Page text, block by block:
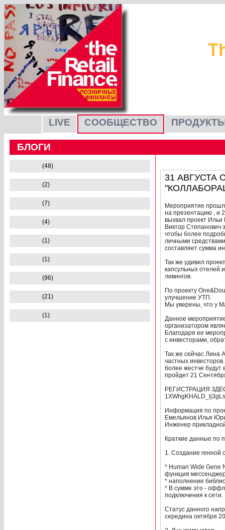
LIVE СООБЩЕСТВО
БЛОГИ
31 АВГУСТА
Мероприятие
на презентацию , и
вызвал проект
Виктор Степанович
чтобы более
личными
составляет сумма
Так же удивил
капсульных отелей
ливингов.
По проекту
улучшение УТП.
Мы уверены, что у
Данное
организатором
Благодаря ее
с инвесторами,
Так же сейчас Лина
частных
более жестче
пройдет 21
РЕГИСТРАЦИЯ
Информация по
Емельянов Илья
Инженер
Краткие данные по
1. Создание генной
* Human Wide Gene
функция
* наполнение
* В сумме это -
подключения к сети.
Статус данного
середина октября
(48)
(2)
(7)
(4)
(1)
(1)
(96)
(21)
(1)